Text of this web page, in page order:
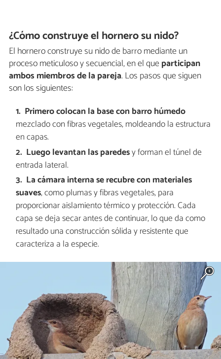
¿Cómo construye el hornero su nido?
El hornero construye su nido de barro mediante un
proceso meticuloso y secuencial, en el queparticipan
ambos miembros de la pareja. Los pasos que siguen
son los siguientes:
Primero colocan la base con barro húmedo
mezclado con fibras vegetales, moldeando la estructura
en capas.
Luego levantan las paredesy forman el túnel de
entrada lateral.
La cámara interna se recubre con materiales
suaves, como plumas y fibras vegetales, para
proporcionar aislamiento térmico y protección. Cada
capa se deja secar antes de continuar, lo que da como
resultado una construcción sólida y resistente que
caracteriza a la especie.